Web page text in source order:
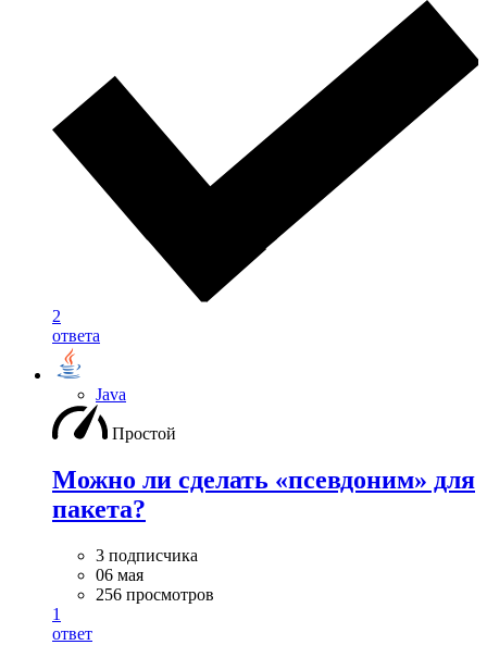
2
ответа
Java
Простой
Можно ли сделать «псевдоним» для
пакета?
3 подписчика
06 мая
256 просмотров
1
ответ